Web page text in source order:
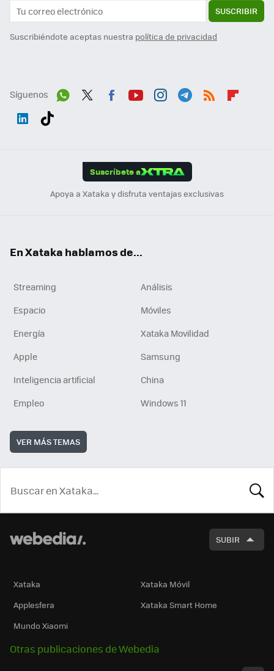
SUSCRIBIR
Suscribiéndote aceptas nuestra política de privacidad
Síguenos
Suscríbete a
Apoya a Xataka y disfruta ventajas exclusivas
En Xataka hablamos de...
Streaming
Análisis
Espacio
Móviles
Energía
Xataka Movilidad
Apple
Samsung
Inteligencia artificial
China
Empleo
Windows 11
VER MÁS TEMAS
SUBIR
Xataka
Xataka Móvil
Applesfera
Xataka Smart Home
Mundo Xiaomi
Otras publicaciones de Webedia